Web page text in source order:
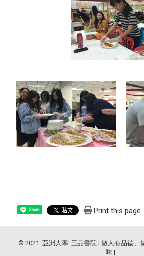
Share Print this page
© 2021 亞洲大學 三品書院 | 做人有品德、
味 |